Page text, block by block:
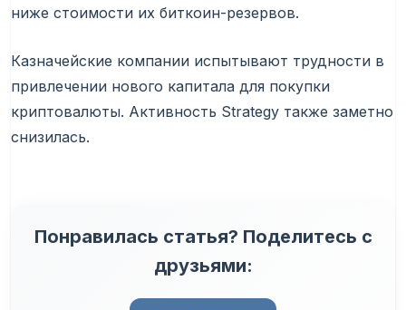
ниже стоимости их биткоин-резервов.
Казначейские компании испытывают трудности в
привлечении нового капитала для покупки
криптовалюты. Активность Strategy также заметно
снизилась.
Понравилась статья? Поделитесь с
друзьями: